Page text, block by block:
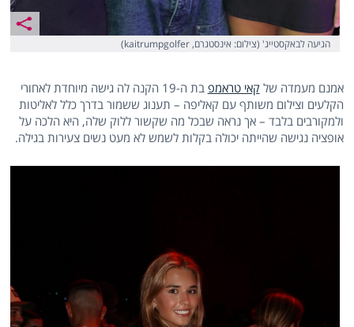
הגיעה לבאקסטייג' (צילום: אינסטגרם, kaitrumpgolfer)
אמנם מעמדה של קאי טראמפ
בת ה-19 הקנה לה גישה מיוחדת לאחורי
הקלעים וצילום משותף עם קאליפה – תענוג ששמור בדרך כלל לאליטות
ולמקורבים בלבד – אך נראה שבכל מה שקשור ללוק שלה, היא הלכה על
אופציה נגישה שהייתה יכולה בקלות לשמש לא מעט נשים צעירות בגילה.